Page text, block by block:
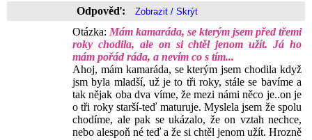
Odpověď:
Otázka: Mám kamaráda, se kterým jsem před třemi
roky chodila, ale on si chtěl jenom užít. Já ho
mám pořád ráda, a nevím co s tím...
Ahoj, mám kamaráda, se kterým jsem chodila když
jsm byla mladší, už je to tři roky, stále se bavíme a
tak nějak oba dva víme, že mezi námi něco je..on je
o tři roky starší-teď maturuje. Myslela jsem že spolu
chodíme, ale pak se ukázalo, že on vztah nechce,
nebo alespoň né teď a že si chtěl jenom užít. Hrozně